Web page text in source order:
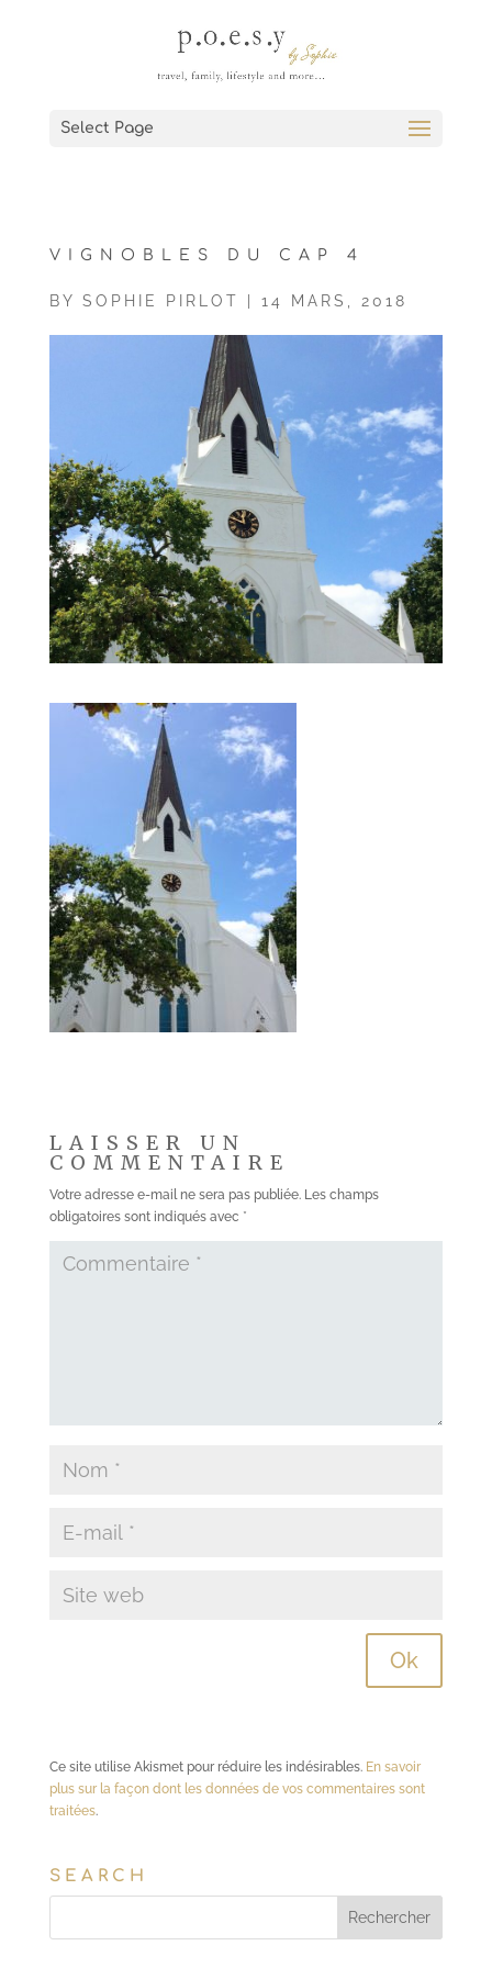
Select Page
VIGNOBLES DU CAP 4
BY SOPHIE PIRLOT 14 MARS, 2018
LAISSER UN
COMMENTAIRE
Votre adresse e-mail ne sera pas publiée. Les champs
obligatoires sont indiqués avec *
Ce site utilise Akismet pour réduire les indésirables. En savoir
plus sur la façon dont les données de vos commentaires sont
traitées.
SEARCH